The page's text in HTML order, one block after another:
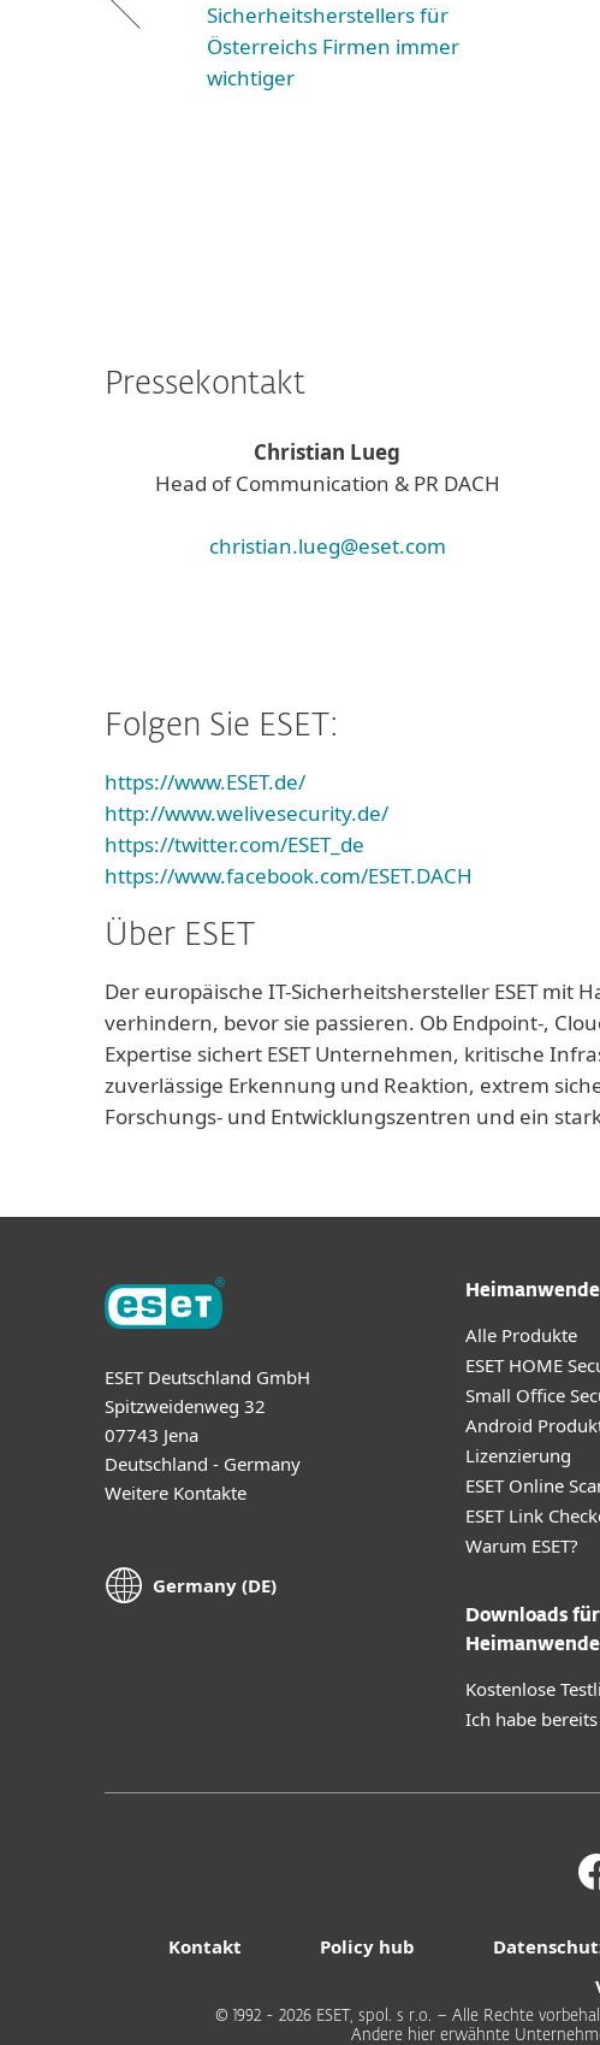
Sicherheitsherstellers für
Österreichs Firmen immer
wichtiger
Pressekontakt
Christian Lueg
Head of Communication & PR DACH
christian.lueg@eset.com
Folgen Sie ESET:
https://www.ESET.de/
http://www.welivesecurity.de/
https://twitter.com/ESET_de
https://www.facebook.com/ESET.DACH
Über ESET
Der europäische IT-Sicherheitshersteller ESET mit
verhindern, bevor sie passieren. Ob Endpoint-,
Expertise sichert ESET Unternehmen, kritische
zuverlässige Erkennung und Reaktion, extrem
Forschungs- und Entwicklungszentren und ein
ESET Deutschland GmbH
Spitzweidenweg 32
07743 Jena
Deutschland - Germany
Weitere Kontakte
Germany (DE)
Alle Produkte
ESET HOME
Small Office
Android
Lizenzierung
ESET Online
ESET Link
Warum ESET?
Downloads für
Kostenlose
Ich habe
Kontakt Policy hub
© 1992 - 2026 ESET, spol. s r.o. – Alle Rechte
Andere hier erwähnte